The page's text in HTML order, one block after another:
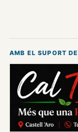
AMB EL SUPORT DE